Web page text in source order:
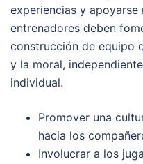
experiencias y apoyarse
entrenadores deben
construcción de equipo
y la moral,
individual.
Promover una
hacia los
Involucrar a los